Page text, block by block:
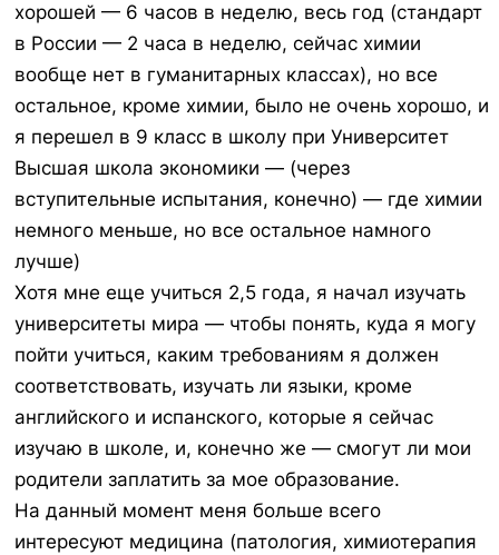
хорошей — 6 часов в неделю, весь год (стандарт
в России — 2 часа в неделю, сейчас химии
вообще нет в гуманитарных классах), но все
остальное, кроме химии, было не очень хорошо, и
я перешел в 9 класс в школу при Университет
Высшая школа экономики — (через
вступительные испытания, конечно) — где химии
немного меньше, но все остальное намного
лучше)
Хотя мне еще учиться 2,5 года, я начал изучать
университеты мира — чтобы понять, куда я могу
пойти учиться, каким требованиям я должен
соответствовать, изучать ли языки, кроме
английского и испанского, которые я сейчас
изучаю в школе, и, конечно же — смогут ли мои
родители заплатить за мое образование.
На данный момент меня больше всего
интересуют медицина (патология, химиотерапия